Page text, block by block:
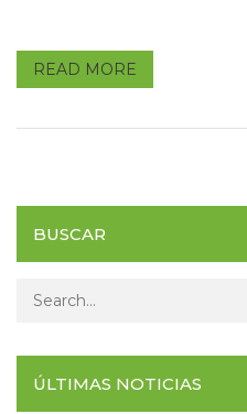
READ MORE
BUSCAR
Search for:
ÚLTIMAS NOTICIAS